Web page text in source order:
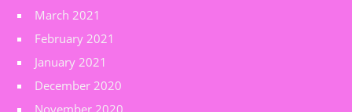
March 2021
February 2021
January 2021
December 2020
November 2020